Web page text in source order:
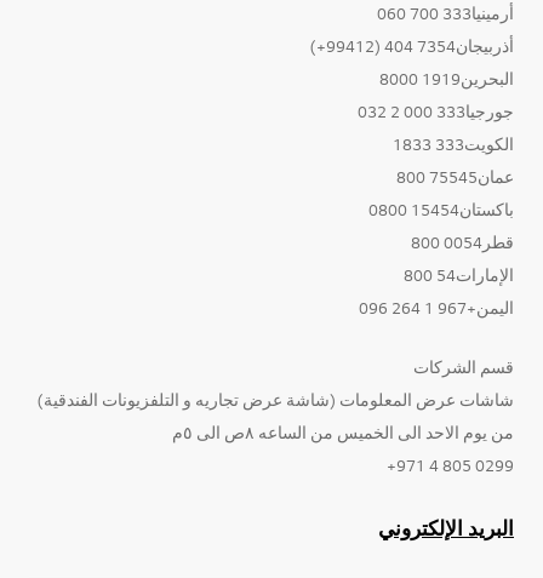
أرمينيا333 700 060
أذربيجان7354 404 (99412+)
البحرين1919 8000
جورجيا333 000 2 032
الكويت333 1833
عمان75545 800
باكستان15454 0800
قطر0054 800
الإمارات54 800
اليمن+967 1 264 096
قسم الشركات
شاشات عرض المعلومات (شاشة عرض تجاريه و التلفزيونات الفندقية)
من يوم الاحد الى الخميس من الساعه ٨ص الى ٥م
0299 805 4 971+
البريد الإلكتروني